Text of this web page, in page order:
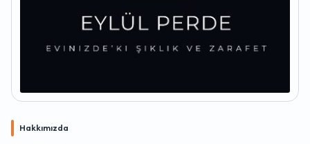
Hakkımızda